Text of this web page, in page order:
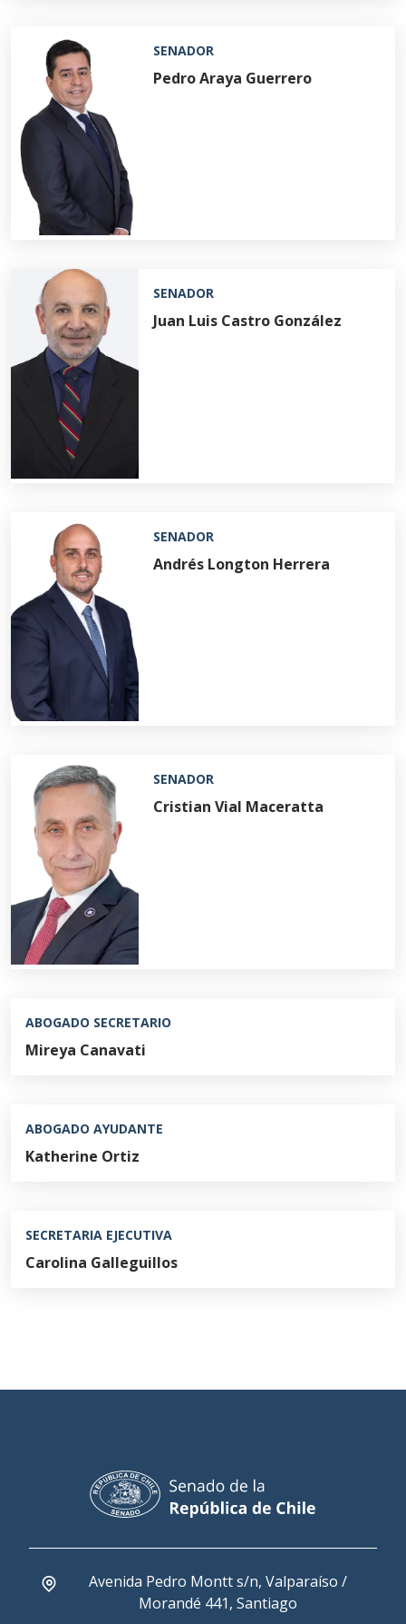
SENADOR
Pedro Araya Guerrero
SENADOR
Juan Luis Castro González
SENADOR
Andrés Longton Herrera
SENADOR
Cristian Vial Maceratta
ABOGADO SECRETARIO
Mireya Canavati
ABOGADO AYUDANTE
Katherine Ortiz
SECRETARIA EJECUTIVA
Carolina Galleguillos
Avenida Pedro Montt s/n, Valparaíso /
Morandé 441, Santiago